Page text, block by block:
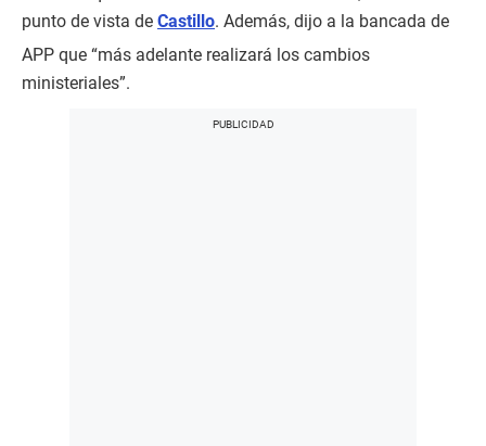
punto de vista de Castillo. Además, dijo a la bancada de
APP que “más adelante realizará los cambios
ministeriales”.